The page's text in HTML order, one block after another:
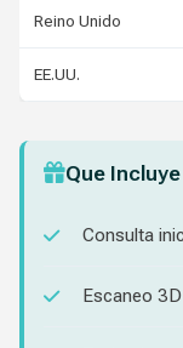
Reino Unido
EE.UU.
Que
Consulta
Escaneo